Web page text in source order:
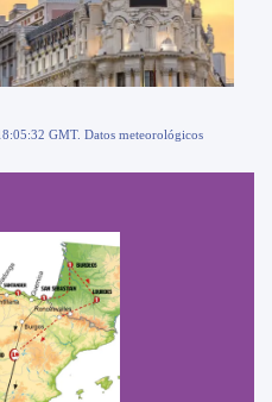
GMT. Datos meteorológicos